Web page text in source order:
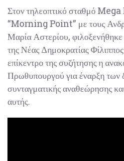
Στον τηλεοπτικό σταθμό
εκπομπή “Morning Point” με
Παπαδόπουλο και Μαρία
Βουλευτής Κυκλάδων της Νέας
Φόρτωμας. Στo επίκεντρο της
του Πρωθυπουργού για έναρξη
συνταγματικής αναθεώρησης και
αυτής.